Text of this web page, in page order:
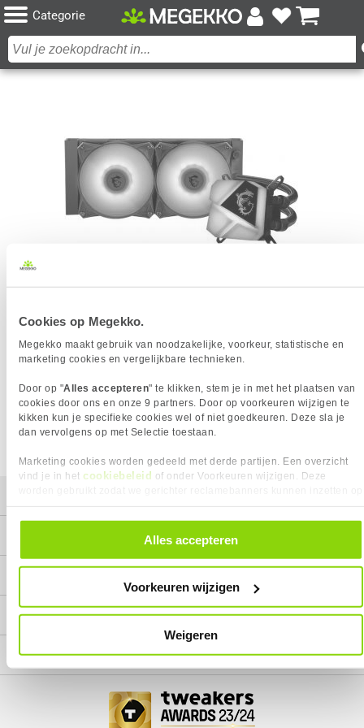
Cookies op Megekko.
Megekko maakt gebruik van noodzakelijke, voorkeur, statistische en
marketing cookies en vergelijkbare technieken.
Door op "Alles accepteren" te klikken, stem je in met het plaatsen van
cookies door ons en onze 9 partners. Door op voorkeuren wijzigen te
kikken kun je specifieke cookies wel of niet goedkeuren. Deze sla je
dan vervolgens op met Selectie toestaan.
Marketing cookies worden gedeeld met derde partijen. Een overzicht
vind je in het cookiebeleid of onder Voorkeuren wijzigen. Deze
alle cookies. Je kunt je gegeven toestemming altijd intrekken, dit doe je
door in de footer van onze website te klikken op ‘Cookievoorkeuren’
Alles accepteren
Voorkeuren wijzigen
Weigeren
Categorie
MSI MAG CORELIQUID C280 WATERKOELER
Het product dat je zocht is helaas niet meer beschikbaar.
mogelijk leverbaar te houden.Helaas is dit product op dit
moment bij geen van onze leveranciers leverbaar.
We helpen je graag met een ander product uit de categorie
Megekko
Categorieën